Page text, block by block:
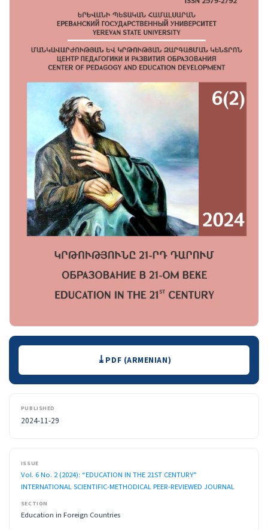
Downloads PDF (ARMENIAN)
PUBLISHED
2024-11-29
ISSUE
Vol. 6 No. 2 (2024): “EDUCATION IN THE 21ST CENTURY”
INTERNATIONAL SCIENTIFIC-METHODICAL PEER-REVIEWED JOURNAL
SECTION
Education in Foreign Countries